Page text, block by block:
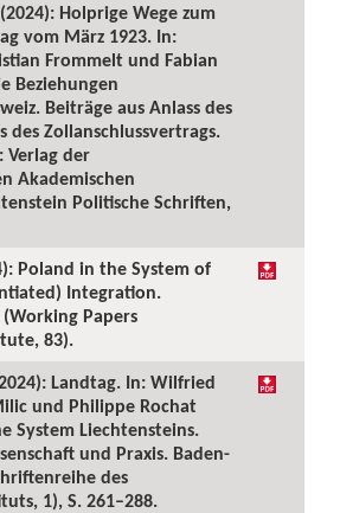
Holprige Wege zum
vom März 1923. In:
Frommelt und Fabian
Beziehungen
Beiträge aus Anlass des
des Zollanschlussvertrags.
Verlag der
Akademischen
Politische Schriften,
Poland in the System of
Integration.
Papers
83).
Landtag. In: Wilfried
und Philippe Rochat
System Liechtensteins.
und Praxis. Baden-
des
1), S. 261–288.